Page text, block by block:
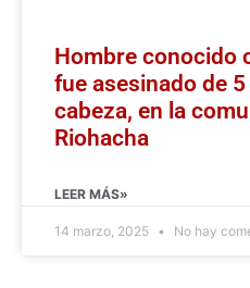
Hombre conocido
fue asesinado de
cabeza, en la
Riohacha
LEER MÁS»
14 marzo, 2025 No hay